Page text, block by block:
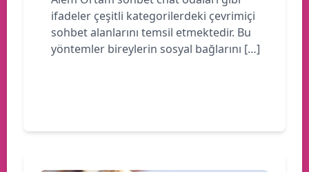
ifadeler çeşitli kategorilerdeki çevrimiçi
sohbet alanlarını temsil etmektedir. Bu
yöntemler bireylerin sosyal bağlarını […]